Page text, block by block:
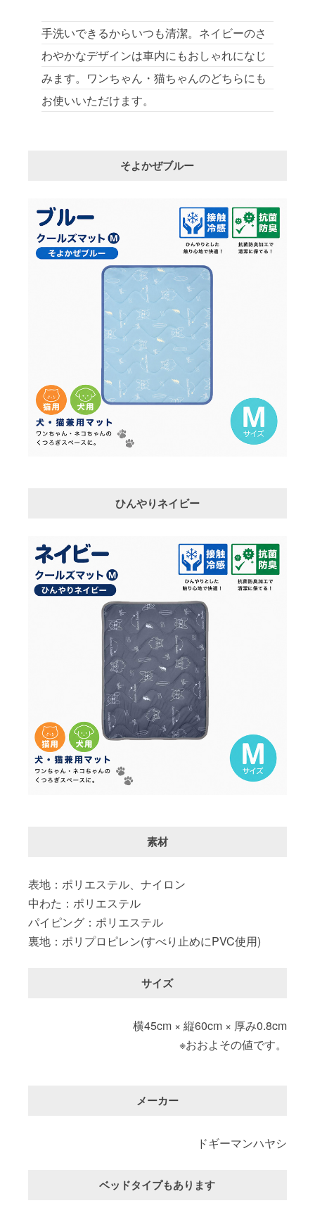
手洗いできるからいつも清潔。ネイビーのさ
わやかなデザインは車内にもおしゃれになじ
みます。ワンちゃん・猫ちゃんのどちらにも
お使いいただけます。
そよかぜブルー
ひんやりネイビー
素材
表地：ポリエステル、ナイロン
中わた：ポリエステル
パイピング：ポリエステル
裏地：ポリプロピレン(すべり止めにPVC使用)
サイズ
横45cm × 縦60cm × 厚み0.8cm
※おおよその値です。
メーカー
ドギーマンハヤシ
ベッドタイプもあります